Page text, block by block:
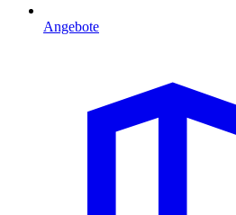
Angebote